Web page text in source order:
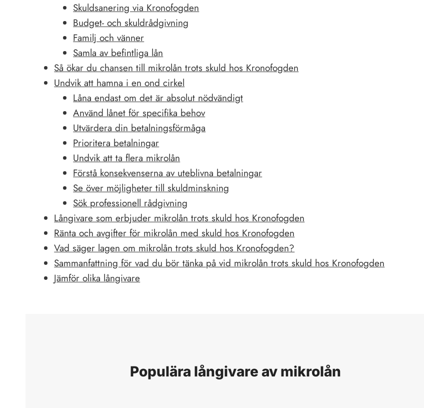
Skuldsanering via Kronofogden
Budget- och skuldrådgivning
Familj och vänner
Samla av befintliga lån
Så ökar du chansen till mikrolån trots skuld hos Kronofogden
Undvik att hamna i en ond cirkel
Låna endast om det är absolut nödvändigt
Använd lånet för specifika behov
Utvärdera din betalningsförmåga
Prioritera betalningar
Undvik att ta flera mikrolån
Förstå konsekvenserna av uteblivna betalningar
Se över möjligheter till skuldminskning
Sök professionell rådgivning
Långivare som erbjuder mikrolån trots skuld hos Kronofogden
Ränta och avgifter för mikrolån med skuld hos Kronofogden
Vad säger lagen om mikrolån trots skuld hos Kronofogden?
Sammanfattning för vad du bör tänka på vid mikrolån trots skuld hos Kronofogden
Jämför olika långivare
Populära långivare av mikrolån